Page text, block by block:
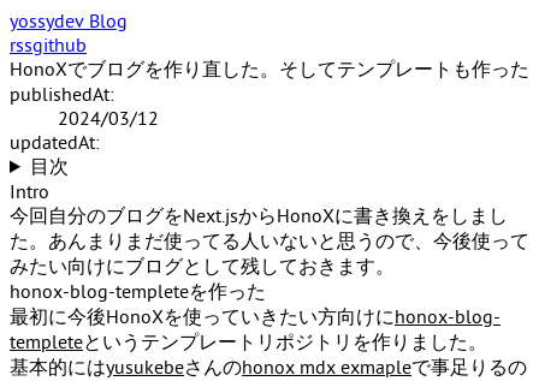
yossydev Blog
rssgithub
HonoXでブログを作り直した。そしてテンプレートも作った
publishedAt:
2024/03/12
updatedAt:
目次
Intro
今回自分のブログをNext.jsからHonoXに書き換えをしまし
た。あんまりまだ使ってる人いないと思うので、今後使って
みたい向けにブログとして残しておきます。
honox-blog-templeteを作った
最初に今後HonoXを使っていきたい方向けにhonox-blog-
templeteというテンプレートリポジトリを作りました。
基本的にはyusukebeさんのhonox mdx exmapleで事足りるの